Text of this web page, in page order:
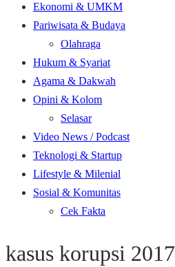
Ekonomi & UMKM
Pariwisata & Budaya
Olahraga
Hukum & Syariat
Agama & Dakwah
Opini & Kolom
Selasar
Video News / Podcast
Teknologi & Startup
Lifestyle & Milenial
Sosial & Komunitas
Cek Fakta
kasus korupsi 2017